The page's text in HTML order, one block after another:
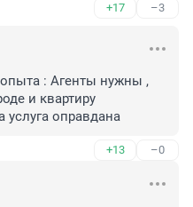
+17 –3
: Агенты нужны ,
и квартиру
услуга оправдана
+13 –0